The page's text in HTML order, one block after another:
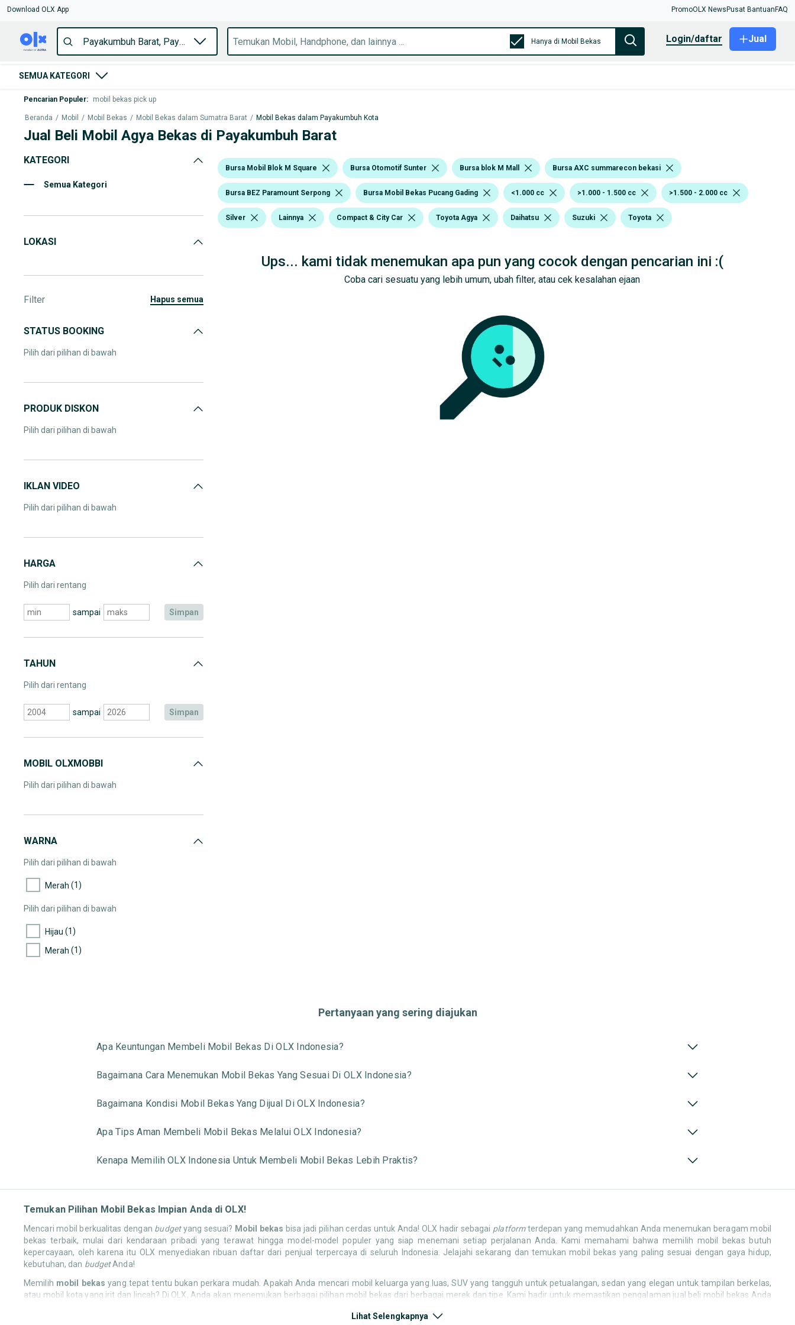
Download OLX App PromoOLX News Pusat Bantuan FAQ
Hanya di Mobil Bekas login/daftar Jual
SEMUA KATEGORI
Pencarian Populer: mobil bekas pick up
Beranda / Mobil / Mobil Bekas / Mobil Bekas dalam Sumatra Barat / Mobil Bekas dalam Payakumbuh Kota
Jual Beli Mobil Agya Bekas di Payakumbuh Barat
KATEGORI
Semua Kategori
LOKASI
Filter hapus semua
STATUS BOOKING
Pilih dari pilihan di bawah
PRODUK DISKON
Pilih dari pilihan di bawah
IKLAN VIDEO
Pilih dari pilihan di bawah
HARGA
Pilih dari rentang
sampai simpan
TAHUN
Pilih dari rentang
sampai simpan
MOBIL OLXMOBBI
Pilih dari pilihan di bawah
WARNA
Pilih dari pilihan di bawah
Merah (1)
Pilih dari pilihan di bawah
Hijau (1)
Merah (1)
Bursa Mobil Blok M Square Bursa Otomotif Sunter Bursa blok M Mall Bursa AXC summarecon bekasi
Bursa BEZ Paramount Serpong Bursa Mobil Bekas Pucang Gading <1.000 cc >1.000 - 1.500 cc >1.500 - 2.000 cc
Silver Lainnya Compact & City Car Toyota Agya Daihatsu Suzuki Toyota
Ups... kami tidak menemukan apa pun yang cocok dengan pencarian ini :(
Coba cari sesuatu yang lebih umum, ubah filter, atau cek kesalahan ejaan
Pertanyaan yang sering diajukan
Apa Keuntungan Membeli Mobil Bekas Di OLX Indonesia?
Bagaimana Cara Menemukan Mobil Bekas Yang Sesuai Di OLX Indonesia?
Bagaimana Kondisi Mobil Bekas Yang Dijual Di OLX Indonesia?
Apa Tips Aman Membeli Mobil Bekas Melalui OLX Indonesia?
Kenapa Memilih OLX Indonesia Untuk Membeli Mobil Bekas Lebih Praktis?
Temukan Pilihan Mobil Bekas Impian Anda di OLX!
Mencari mobil berkualitas dengan budgetyang sesuai? Mobil bekas bisa jadi pilihan cerdas untuk Anda! OLX hadir sebagai platformterdepan yang memudahkan Anda menemukan beragam mobil
bekas terbaik, mulai dari kendaraan pribadi yang terawat hingga model-model populer yang siap menemani setiap perjalanan Anda. Kami memahami bahwa memilih mobil bekas butuh
kepercayaan, oleh karena itu OLX menyediakan ribuan daftar dari penjual terpercaya di seluruh Indonesia. Jelajahi sekarang dan temukan mobil bekas yang paling sesuai dengan gaya hidup,
kebutuhan, dan budgetAnda!
Memilih mobil bekas yang tepat tentu bukan perkara mudah. Apakah Anda mencari mobil keluarga yang luas, SUV yang tangguh untuk petualangan, sedan yang elegan untuk tampilan berkelas,
atau mobil kota yang irit dan lincah? Di OLX, Anda akan menemukan berbagai pilihan mobil bekas dari berbagai merek dan tipe. Kami hadir untuk memastikan pengalaman jual beli mobil bekas Anda
Lihat Selengkapnya